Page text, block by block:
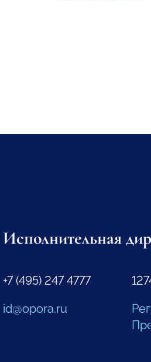
Исполнительная
+7 (495) 247 4777
id@opora.ru